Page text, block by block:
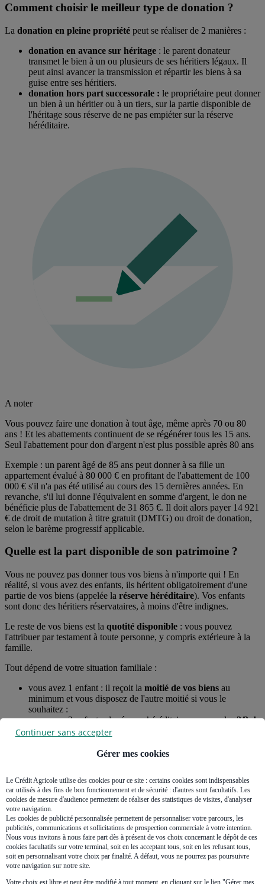
Comment choisir le meilleur type de donation ?
La donation en pleine propriété peut se réaliser de 2 manières :
donation en avance sur héritage : le parent donateur
transmet le bien à un ou plusieurs de ses héritiers légaux. Il
peut ainsi avancer la transmission et répartir les biens à sa
guise entre ses héritiers.
donation hors part successorale : le propriétaire peut donner
un bien à un héritier ou à un tiers, sur la partie disponible de
l'héritage sous réserve de ne pas empiéter sur la réserve
héréditaire.
A noter
Vous pouvez faire une donation à tout âge, même après 70 ou 80
ans ! Et les abattements continuent de se régénérer tous les 15 ans.
Seul l'abattement pour don d'argent n'est plus possible après 80 ans
Exemple : un parent âgé de 85 ans peut donner à sa fille un
appartement évalué à 80 000 € en profitant de l'abattement de 100
000 € s'il n'a pas été utilisé au cours des 15 dernières années. En
revanche, s'il lui donne l'équivalent en somme d'argent, le don ne
bénéficie plus de l'abattement de 31 865 €. Il doit alors payer 14 921
€ de droit de mutation à titre gratuit (DMTG) ou droit de donation,
selon le barème progressif applicable.
Quelle est la part disponible de son patrimoine ?
Vous ne pouvez pas donner tous vos biens à n'importe qui ! En
réalité, si vous avez des enfants, ils héritent obligatoirement d'une
partie de vos biens (appelée la réserve héréditaire). Vos enfants
sont donc des héritiers réservataires, à moins d'être indignes.
Le reste de vos biens est la quotité disponible : vous pouvez
l'attribuer par testament à toute personne, y compris extérieure à la
famille.
Tout dépend de votre situation familiale :
vous avez 1 enfant : il reçoit la moitié de vos biens au
minimum et vous disposez de l'autre moitié si vous le
souhaitez :
vous avez 2 enfants : la réserve héréditaire concerne les2/3 de
votre patrimoineet vous disposez d'un tiers ;
3/4 de vos biensmobiliers et immobiliers et vous disposez
Gérer mes cookies
Le Crédit Agricole utilise des cookies pour ce site : certains cookies sont indispensables
car utilisés à des fins de bon fonctionnement et de sécurité : d'autres sont facultatifs. Les
cookies de mesure d'audience permettent de réaliser des statistiques de visites, d'analyser
votre navigation.
Les cookies de publicité personnalisée permettent de personnaliser votre parcours, les
publicités, communications et sollicitations de prospection commerciale à votre intention.
Nous vous invitons à nous faire part dès à présent de vos choix concernant le dépôt de ces
cookies facultatifs sur votre terminal, soit en les acceptant tous, soit en les refusant tous,
soit en personnalisant votre choix par finalité. A défaut, vous ne pourrez pas poursuivre
votre navigation sur notre site.
Votre choix est libre et peut être modifié à tout moment, en cliquant sur le lien "Gérer mes
Continuer sans accepter